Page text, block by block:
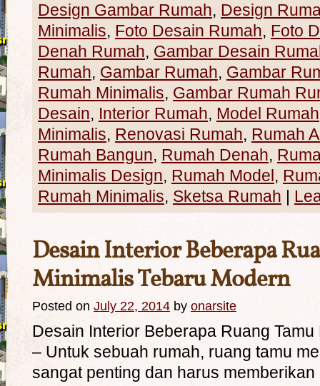
Design Gambar Rumah, Design
Minimalis, Foto Desain Rumah, Foto
Denah Rumah, Gambar Desain
Rumah, Gambar Rumah, Gambar
Rumah Minimalis, Gambar Rumah
Desain, Interior Rumah, Model Rumah
Minimalis, Renovasi Rumah, Rumah
Rumah Bangun, Rumah Denah,
Minimalis Design, Rumah Model,
Rumah Minimalis, Sketsa Rumah |
Desain Interior Beberapa
Minimalis Tebaru Modern
Posted on July 22, 2014 by onarsite
Desain Interior Beberapa Ruang
– Untuk sebuah rumah, ruang tamu
sangat penting dan harus